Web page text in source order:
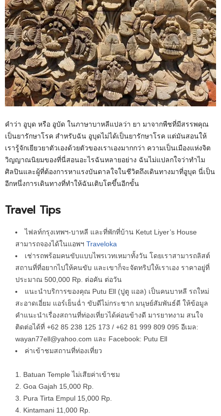
คำว่า อูบุด หรือ อูบัด ในภาษาบาหลีแปลว่า ยา มาจากพืชที่มีสรรพคุณ
เป็นยารักษาโรค สำหรับฉัน อูบุดไม่ได้เป็นยารักษาโรค แต่มันสอนให้
เรารู้จักเยียวยาตัวเองด้วยตัวของเราเองมากกว่า ความเป็นเมืองแห่งจิต
วิญญาณนิยมของที่นี่สอนอะไรฉันหลายอย่าง ฉันไม่แปลกใจว่าทำไม
ศิลปินและผู้ที่ต้องการหาแรงบันดาลใจในชีวิตถึงเดินทางมาที่อูบุด นี่เป็น
อีกหนึ่งการเดินทางที่ทำให้ฉันเติบโตขึ้นอีกขั้น
Travel Tips
ไฟลท์กรุงเทพฯ-บาหลี และที่พักที่บ้าน Ketut Liyer’s House
สามารถจองได้ในแอพฯ Traveloka
เช่ารถพร้อมคนขับแบบไพรเวทเหมาทั้งวัน โดยเราสามารถลิสต์
สถานที่ที่อยากไปให้คนขับ และเขาก็จะจัดทริปให้เราเอง ราคาอยู่ที่
ประมาณ 500,000 Rp. ต่อคัน ต่อวัน
แนะนำบริการของคุณ Putu Ell (ปูตู แอล) เป็นคนบาหลี รถใหม่
สะอาดเอี่ยม แอร์เย็นฉ่ำ ขับดีไม่กระชาก มนุษย์สัมพันธ์ดี ให้ข้อมูล
คำแนะนำเรื่องสถานที่ท่องเที่ยวได้ค่อนข้างดี มารยาทงาม สนใจ
ติดต่อได้ที่ +62 85 238 125 173 / +62 81 999 809 095 อีเมล:
wayan77ell@yahoo.com และ Facebook: Putu Ell
ค่าเข้าชมสถานที่ท่องเที่ยว
Batuan Temple ไม่เสียค่าเข้าชม
Goa Gajah 15,000 Rp.
Pura Tirta Empul 15,000 Rp.
Kintamani 11,000 Rp.